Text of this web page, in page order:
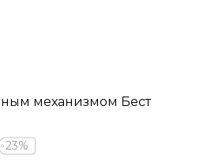
механизмом Бест
23%